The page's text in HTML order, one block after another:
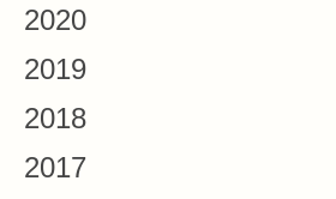
2020
2019
2018
2017